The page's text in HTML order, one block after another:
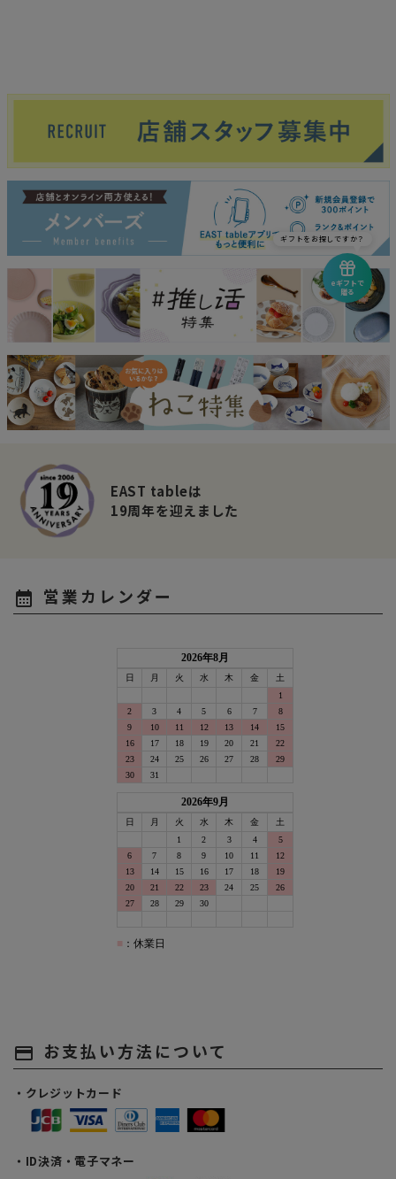
EAST tableは
19周年を迎えました
calendar_month 営業カレンダー
payment お支払い方法について
・クレジットカード
・ID決済・電子マネー
eギフトで
贈る
ギフトをお探しですか？